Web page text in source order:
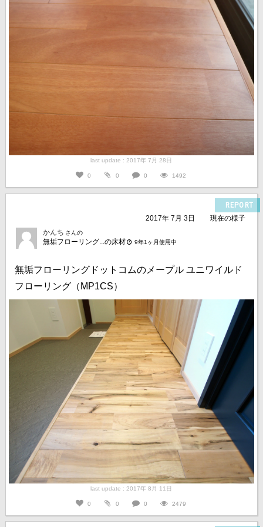
last update : 2017年 7月 28日
0 0 0 1492
REPORT
2017年 7月 3日
現在の様子
かんち さんの
無垢フローリング...の床材 9年1ヶ月使用中
無垢フローリングドットコムのメープル ユニワイルド
フローリング（MP1CS）
last update : 2017年 8月 11日
0 0 0 2479